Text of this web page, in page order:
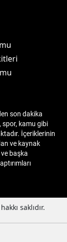
son dakika
spor, kamu gibi
İçeriklerinin
ve kaynak
başka
saklıdır.